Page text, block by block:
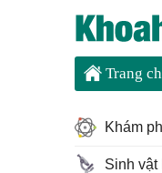
Trang
Khám
Sinh vật